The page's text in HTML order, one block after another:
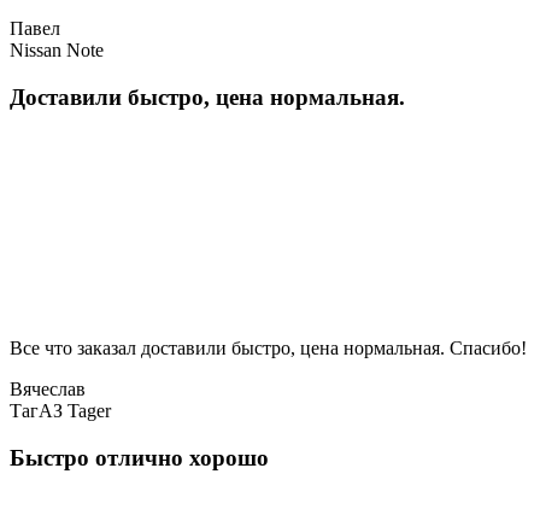
Павел
Nissan Note
Доставили быстро, цена нормальная.
Все что заказал доставили быстро, цена нормальная. Спасибо!
Вячеслав
ТагАЗ Tager
Быстро отлично хорошо